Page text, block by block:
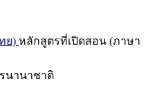
ย) หลักสูตรที่เปิดสอน (ภาษา
นานาชาติ